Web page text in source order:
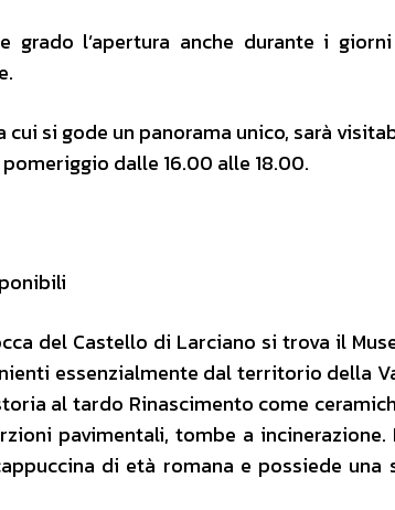
l’apertura anche durante i
cui si gode un panorama unico, sarà
dalle 16.00 alle 18.00.
del Castello di Larciano si trova il
essenzialmente dal territorio della
al tardo Rinascimento come
pavimentali, tombe a incinerazione.
di età romana e possiede una